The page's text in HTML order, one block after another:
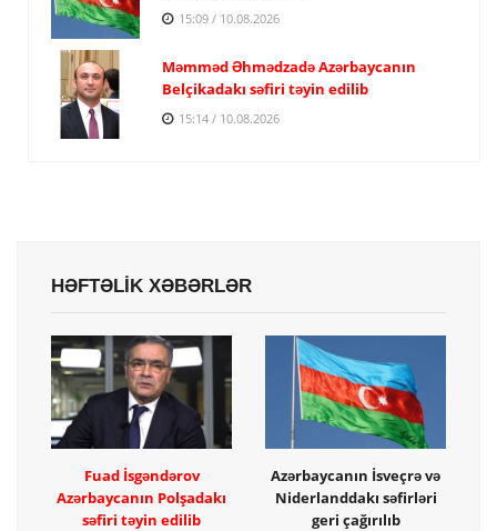
15:09 / 10.08.2026
Məmməd Əhmədzadə Azərbaycanın
Belçikadakı səfiri təyin edilib
15:14 / 10.08.2026
HƏFTƏLİK XƏBƏRLƏR
Fuad İsgəndərov
Azərbaycanın Polşadakı
səfiri təyin edilib
Azərbaycanın İsveçrə və
Niderlanddakı səfirləri
geri çağırılıb